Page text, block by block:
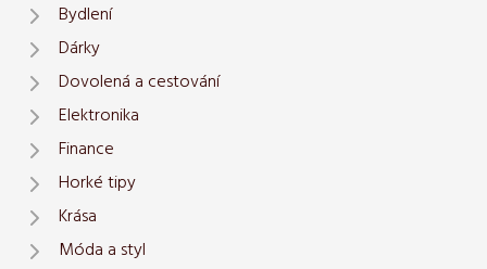
Bydlení
Dárky
Dovolená a cestování
Elektronika
Finance
Horké tipy
Krása
Móda a styl